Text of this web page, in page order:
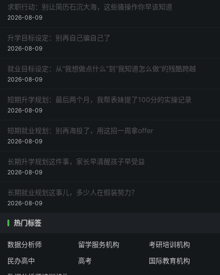
求职行动：别让简历石沉大海，这些骚操作你早该知道
2026-08-09
升学目标设定：别再自己骗自己了
2026-08-09
就业目标设定：从“我想做点什么”到“我知道怎么做”的残酷跨越
2026-08-09
短期升学规划：最后两个月，我帮表妹提了100分的实操记录
2026-08-09
短期就业规划：别再海投了，用这招一周拿offer
2026-08-09
长期升学规划这件事，家长早清醒孩子早受益
2026-08-09
长期就业规划这事儿，多少人在假装努力？
2026-08-09
热门标签
数据分析师 留学服务机构
考研培训机构
民办高中
高考
国际教育机构